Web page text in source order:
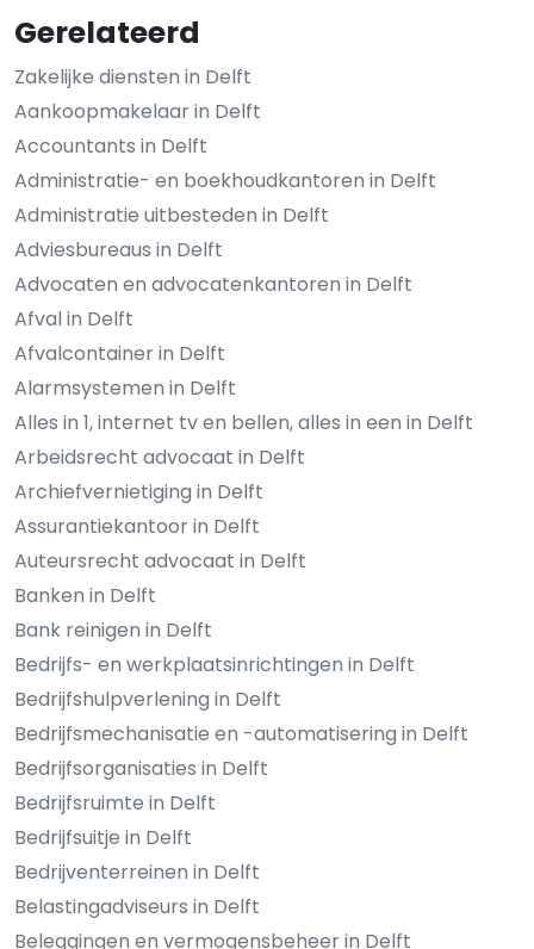
Gerelateerd
Zakelijke diensten in Delft
Aankoopmakelaar in Delft
Accountants in Delft
Administratie- en boekhoudkantoren in Delft
Administratie uitbesteden in Delft
Adviesbureaus in Delft
Advocaten en advocatenkantoren in Delft
Afval in Delft
Afvalcontainer in Delft
Alarmsystemen in Delft
Alles in 1, internet tv en bellen, alles in een in Delft
Arbeidsrecht advocaat in Delft
Archiefvernietiging in Delft
Assurantiekantoor in Delft
Auteursrecht advocaat in Delft
Banken in Delft
Bank reinigen in Delft
Bedrijfs- en werkplaatsinrichtingen in Delft
Bedrijfshulpverlening in Delft
Bedrijfsmechanisatie en -automatisering in Delft
Bedrijfsorganisaties in Delft
Bedrijfsruimte in Delft
Bedrijfsuitje in Delft
Bedrijventerreinen in Delft
Belastingadviseurs in Delft
Beleggingen en vermogensbeheer in Delft